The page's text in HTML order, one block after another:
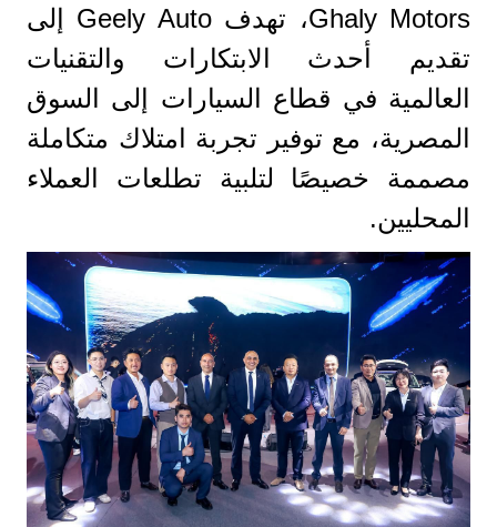
Ghaly Motors، تهدف Geely Auto إلى
تقديم أحدث الابتكارات والتقنيات
العالمية في قطاع السيارات إلى السوق
المصرية، مع توفير تجربة امتلاك متكاملة
مصممة خصيصًا لتلبية تطلعات العملاء
المحليين.